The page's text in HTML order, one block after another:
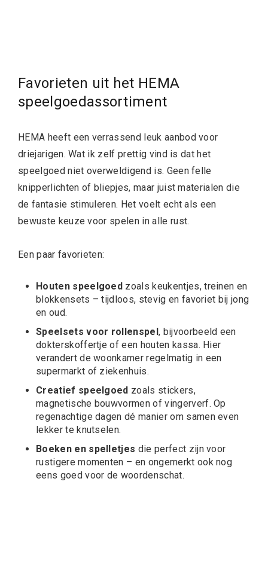
Favorieten uit het HEMA
speelgoedassortiment
HEMA heeft een verrassend leuk aanbod voor
driejarigen. Wat ik zelf prettig vind is dat het
speelgoed niet overweldigend is. Geen felle
knipperlichten of bliepjes, maar juist materialen die
de fantasie stimuleren. Het voelt echt als een
bewuste keuze voor spelen in alle rust.
Een paar favorieten:
Houten speelgoed zoals keukentjes, treinen en
blokkensets – tijdloos, stevig en favoriet bij jong
en oud.
Speelsets voor rollenspel, bijvoorbeeld een
dokterskoffertje of een houten kassa. Hier
verandert de woonkamer regelmatig in een
supermarkt of ziekenhuis.
Creatief speelgoed zoals stickers,
magnetische bouwvormen of vingerverf. Op
regenachtige dagen dé manier om samen even
lekker te knutselen.
Boeken en spelletjes die perfect zijn voor
rustigere momenten – en ongemerkt ook nog
eens goed voor de woordenschat.